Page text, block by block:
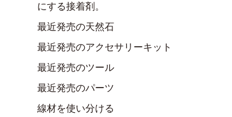
にする接着剤。
最近発売の天然石
最近発売のアクセサリーキット
最近発売のツール
最近発売のパーツ
線材を使い分ける